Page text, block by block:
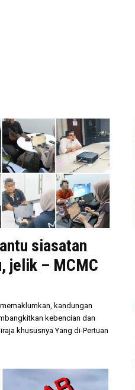
siasatan
jelik – MCMC
kandungan
kebencian dan
khususnya Yang di-Pertuan